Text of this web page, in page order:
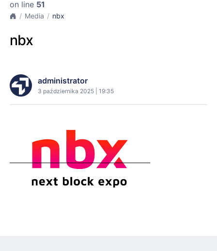
on line 51
Media nbx
nbx
administrator
3 października 2025 | 19:35